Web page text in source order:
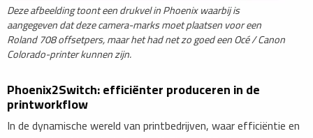
Deze afbeelding toont een drukvel in Phoenix waarbij is
aangegeven dat deze camera-marks moet plaatsen voor een
Roland 708 offsetpers, maar het had net zo goed een Océ / Canon
Colorado-printer kunnen zijn.
Phoenix2Switch: efficiënter produceren in de
printworkflow
In de dynamische wereld van printbedrijven, waar efficiëntie en